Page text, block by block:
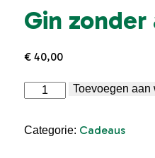
Gin
€ 40,00
zonder
aantal
Toevoegen aan
Categorie: Cadeaus